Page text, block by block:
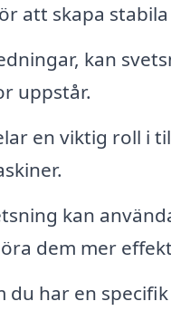
att skapa
kan
uppstår.
en viktig roll i
kan
dem mer
du har en